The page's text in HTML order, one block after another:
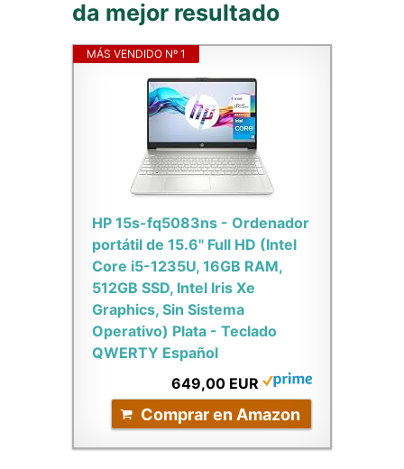
da mejor resultado
MÁS VENDIDO Nº 1
HP 15s-fq5083ns - Ordenador
portátil de 15.6" Full HD (Intel
Core i5-1235U, 16GB RAM,
512GB SSD, Intel Iris Xe
Graphics, Sin Sistema
Operativo) Plata - Teclado
QWERTY Español
649,00 EUR
Comprar en Amazon